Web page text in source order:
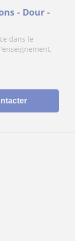
- Dour -
dans le